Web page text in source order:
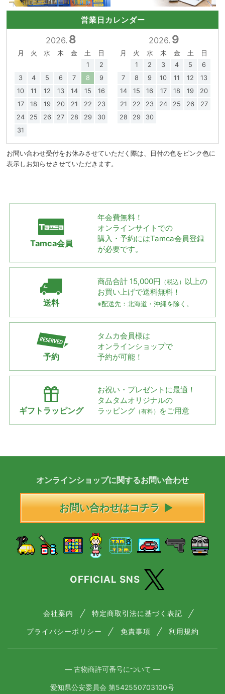
営業日カレンダー
2026. 8
月 火 水 木 金 土
日
1
2
3
4 5 6 7 8
9
10
11 12 13 14 15
16
17
18 19 20 21 22
23
24
25 26 27 28 29
30
31
2026. 9
月 火 水 木 金 土
日
1
2 3 4 5
6
7
8 9 10 11 12
13
14
15 16 17 18 19
20
21
22 23 24 25 26
27
28
29 30
お問い合わせ受付をお休みさせていただく際は、日付の色をピンク色に
表示しお知らせさせていただきます。
Tamca会員
年会費無料！
オンラインサイトでの
購入・予約にはTamca会員登録
が必要です。
送料
商品合計 15,000円 （税込） 以上の
お買い上げで送料無料！
※配送先：北海道・沖縄を除く。
予約
タムカ会員様は
オンラインショップで
予約が可能！
ギフトラッピング
お祝い・プレゼントに最適！
タムタムオリジナルの
ラッピング （有料） をご用意
オンラインショップに関するお問い合わせ
お問い合わせはコチラ
OFFICIAL SNS
会社案内 特定商取引法に基づく表記
プライバシーポリシー 免責事項 利用規約
― 古物商許可番号について ―
愛知県公安委員会 第542550703100号